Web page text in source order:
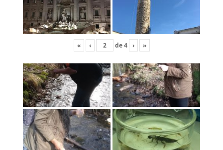
« ‹ de4 › »